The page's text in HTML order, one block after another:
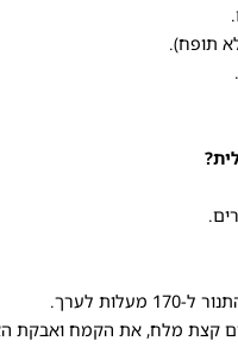
לערך.
קצת מלח, את הקמח ואבקת